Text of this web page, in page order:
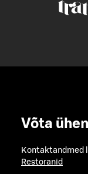
Võta
Kontaktandmed
Restoranid